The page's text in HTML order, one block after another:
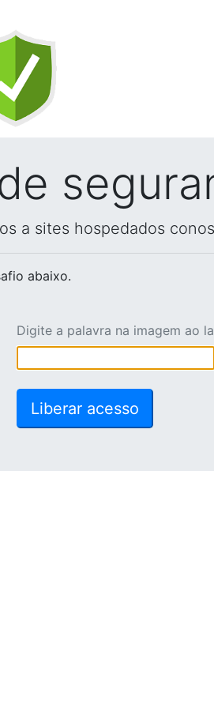
a sites hospedados
abaixo.
Digite a palavra na imagem ao